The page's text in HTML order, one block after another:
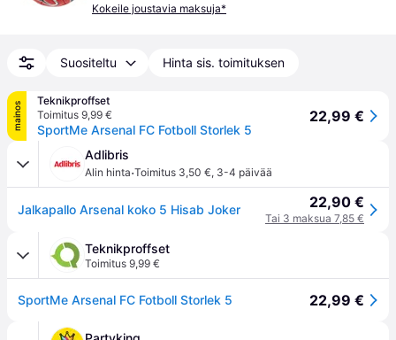
Kokeile joustavia maksuja*
Suositeltu Hinta sis. toimituksen
mainos
Teknikproffset
Toimitus 9,99 €
SportMe Arsenal FC Fotboll Storlek 5
22,99 €
Adlibris
Alin hinta·Toimitus 3,50 €, 3-4 päivää
Jalkapallo Arsenal koko 5 Hisab Joker 22,90 €
Tai 3 maksua 7,85 €
Teknikproffset
Toimitus 9,99 €
SportMe Arsenal FC Fotboll Storlek 5 22,99 €